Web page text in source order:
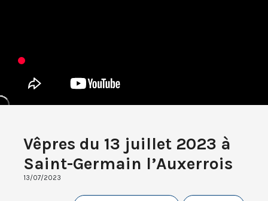
Vêpres du 13 juillet 2023 à
Saint-Germain l’Auxerrois
13/07/2023